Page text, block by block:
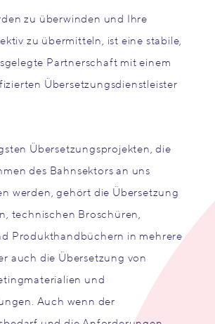
zu überwinden und Ihre
zu übermitteln, ist eine stabile,
Partnerschaft mit einem
Übersetzungsdienstleister
Übersetzungsprojekten, die
des Bahnsektors an uns
werden, gehört die Übersetzung
technischen Broschüren,
Produkthandbüchern in mehrere
auch die Übersetzung von
und
Auch wenn der